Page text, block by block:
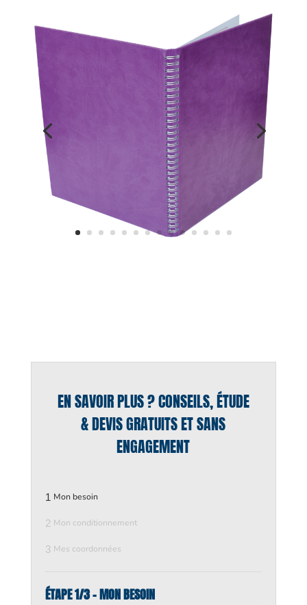
EN SAVOIR PLUS ? CONSEILS, ÉTUDE
& DEVIS GRATUITS ET SANS
ENGAGEMENT
1 Mon besoin
2 Mon conditionnement
3 Mes coordonnées
ÉTAPE 1/3 - MON BESOIN